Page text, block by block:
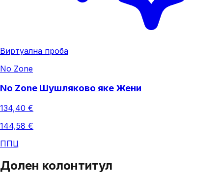
Виртуална проба
No Zone
No Zone Шушляково яке Жени
134,40 €
144,58 €
ППЦ
Долен колонтитул